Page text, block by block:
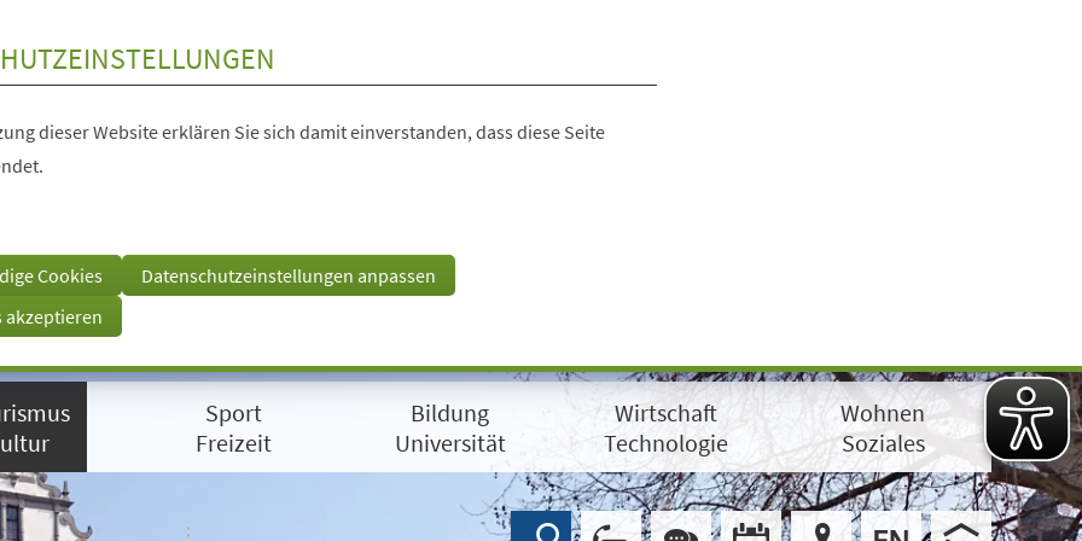
dieser Website erklären Sie sich damit einverstanden, dass diese Seite
Cookies
Datenschutzeinstellungen anpassen
akzeptieren
Sport
Freizeit
Bildung
Universität
Wirtschaft
Technologie
Wohnen
Soziales